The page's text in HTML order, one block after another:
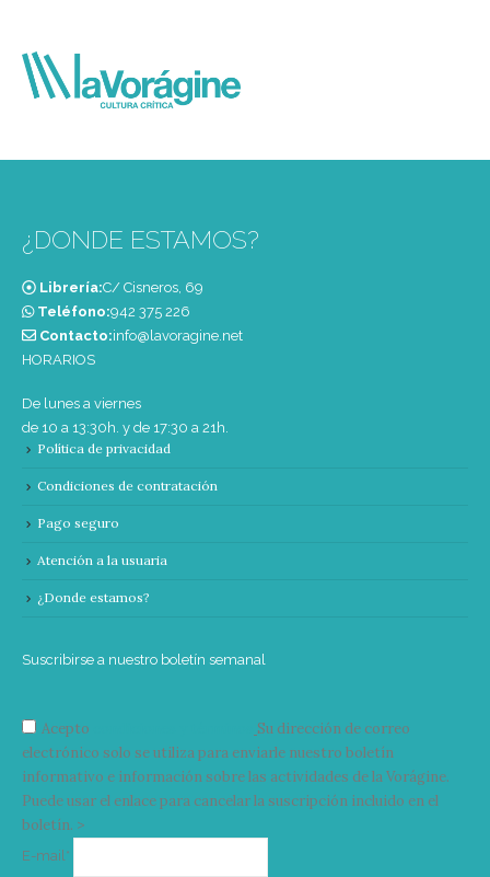
¿DONDE ESTAMOS?
Librería:C/ Cisneros, 69
Teléfono:‭942 375 226‬
Contacto:info@lavoragine.net
HORARIOS
De lunes a viernes
de 10 a 13:30h. y de 17:30 a 21h.
Política de privacidad
Condiciones de contratación
Pago seguro
Atención a la usuaria
¿Donde estamos?
Suscribirse a nuestro boletín semanal
Acepto
Su dirección de correo
electrónico solo se utiliza para enviarle nuestro boletín
informativo e información sobre las actividades de la Vorágine.
Puede usar el enlace para cancelar la suscripción incluido en el
boletín. >
E-mail*